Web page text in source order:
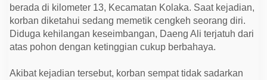
e
v
k
u
i
berada di kilometer 13, Kecamatan Kolaka. Saat kejadian,
korban diketahui sedang memetik cengkeh seorang diri.
Diduga kehilangan keseimbangan, Daeng Ali terjatuh dari
atas pohon dengan ketinggian cukup berbahaya.
Akibat kejadian tersebut, korban sempat tidak sadarkan